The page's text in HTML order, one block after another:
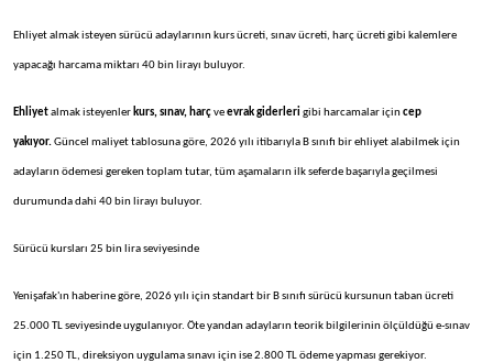
Ehliyet almak isteyen sürücü adaylarının kurs ücreti, sınav ücreti, harç ücreti gibi kalemlere
yapacağı harcama miktarı 40 bin lirayı buluyor.
Ehliyetalmak isteyenler kurs, sınav, harçveevrak giderleri gibi harcamalar içincep
yakıyor.Güncel maliyet tablosuna göre, 2026 yılı itibarıyla B sınıfı bir ehliyet alabilmek için
adayların ödemesi gereken toplam tutar, tüm aşamaların ilk seferde başarıyla geçilmesi
durumunda dahi 40 bin lirayı buluyor.
Sürücü kursları 25 bin lira seviyesinde
Yenişafak'ın haberine göre, 2026 yılı için standart bir B sınıfı sürücü kursunun taban ücreti
25.000 TL seviyesinde uygulanıyor. Öte yandan adayların teorik bilgilerinin ölçüldüğü e-sınav
için 1.250 TL, direksiyon uygulama sınavı için ise 2.800 TL ödeme yapması gerekiyor.